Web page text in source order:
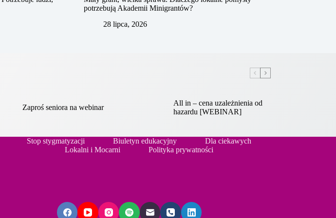
potrzebują Akademii Minigrantów?
28 lipca, 2026
Zaproś seniora na webinar
All in – cena uzależnienia od
hazardu [WEBINAR]
Stop stygmatyzacji Biuletyn edukacyjny
Dla ciekawych
Lokalni i Mocarni
Polityka prywatności